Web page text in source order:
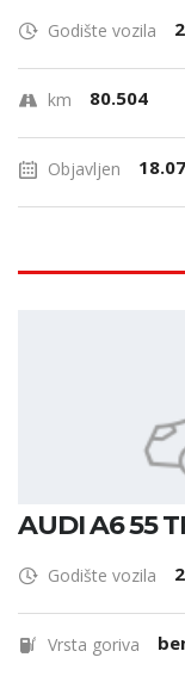
Godište vozila
km 80.504
Objavljen
AUDI A6 55
Godište vozila
Vrsta goriva